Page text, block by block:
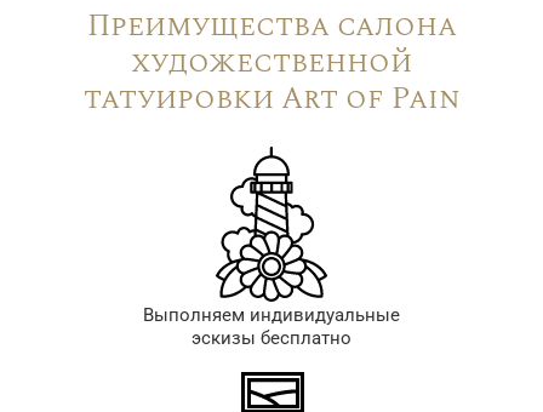
Преимущества салона
художественной
татуировки Art of Pain
Выполняем индивидуальные
эскизы бесплатно